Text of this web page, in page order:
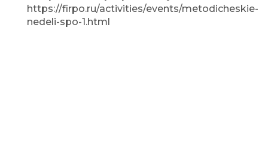
https://firpo.ru/activities/events/metodicheskie-
nedeli-spo-1.html